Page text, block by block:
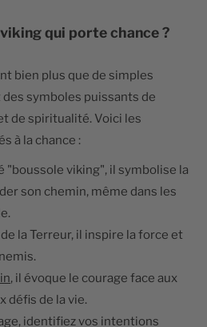
qui porte chance ?
bien plus que de simples
symboles puissants de
de spiritualité. Voici les
à la chance :
"boussole viking", il symbolise la
son chemin, même dans les
la Terreur, il inspire la force et
, il évoque le courage face aux
défis de la vie.
identifiez vos intentions